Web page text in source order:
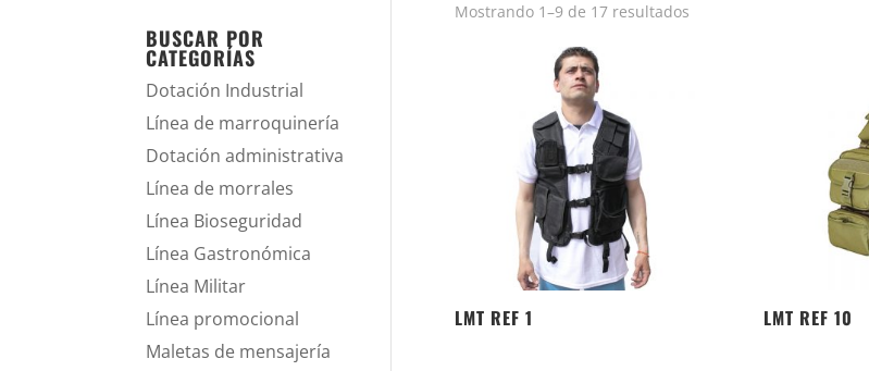
Mostrando 1–9 de 17 resultados
LMT REF 1 LMT REF 10
BUSCAR POR
CATEGORÍAS
Dotación Industrial
Línea de marroquinería
Dotación administrativa
Línea de morrales
Línea Bioseguridad
Línea Gastronómica
Línea Militar
Línea promocional
Maletas de mensajería